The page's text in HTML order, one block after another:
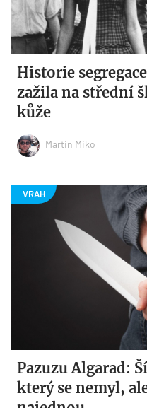
Historie
zažila na střední
kůže
Martin Miko
Pazuzu Algarad:
který se nemyl,